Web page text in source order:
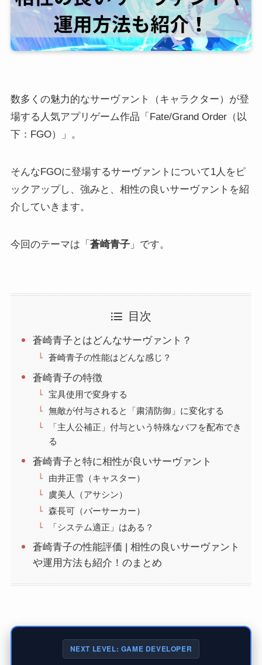
数多くの魅力的なサーヴァント（キャラクター）が登
場する人気アプリゲーム作品「Fate/Grand Order（以
下：FGO）」。
そんなFGOに登場するサーヴァントについて1人をピ
ックアップし、強みと、相性の良いサーヴァントを紹
介していきます。
今回のテーマは「 蒼崎青子」です。
目次
蒼崎青子とはどんなサーヴァント？
蒼崎青子の性能はどんな感じ？
蒼崎青子の特徴
宝具使用で変身する
無敵が付与されると「粛清防御」に変化する
「主人公補正」付与という特殊なバフを配布でき
る
蒼崎青子と特に相性が良いサーヴァント
由井正雪（キャスター）
虞美人（アサシン）
森長可（バーサーカー）
「システム適正」はある？
蒼崎青子の性能評価 | 相性の良いサーヴァント
や運用方法も紹介！のまとめ
NEXT LEVEL: GAME DEVELOPER